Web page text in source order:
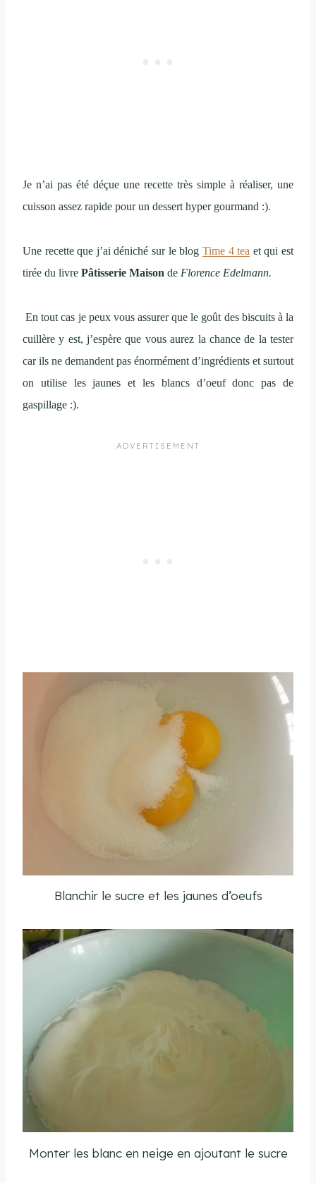
Je n’ai pas été déçue une recette très simple à réaliser, une
cuisson assez rapide pour un dessert hyper gourmand :).
Une recette que j’ai déniché sur le blog Time 4 tea et qui est
tirée du livre Pâtisserie Maison de Florence Edelmann.
En tout cas je peux vous assurer que le goût des biscuits à la
cuillère y est, j’espère que vous aurez la chance de la tester
car ils ne demandent pas énormément d’ingrédients et surtout
on utilise les jaunes et les blancs d’oeuf donc pas de
gaspillage :).
Blanchir le sucre et les jaunes d’oeufs
Monter les blanc en neige en ajoutant le sucre